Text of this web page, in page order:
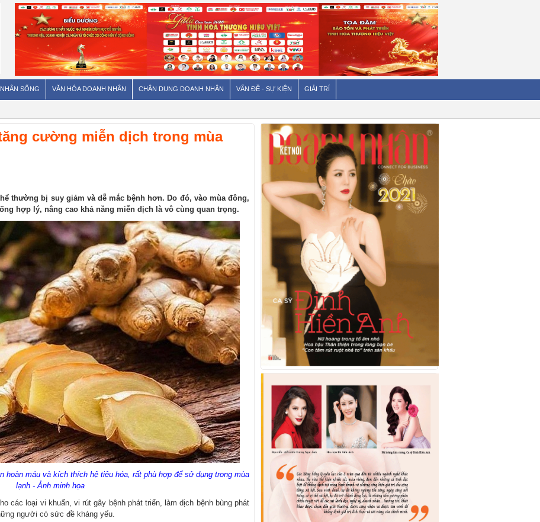
SỐNG VĂN HÓA DOANH NHÂN CHÂN DUNG DOANH NHÂN VẤN ĐỀ - SỰ KIỆN GIẢI TRÍ
cường miễn dịch trong mùa
thường bị suy giảm và dễ mắc bệnh hơn. Do đó, vào mùa đông,
hợp lý, nâng cao khả năng miễn dịch là vô cùng quan trọng.
hoàn máu và kích thích hệ tiêu hóa, rất phù hợp để sử dụng trong mùa
lạnh - Ảnh minh họa
các loại vi khuẩn, vi rút gây bệnh phát triển, làm dịch bệnh bùng phát
người có sức đề kháng yếu.